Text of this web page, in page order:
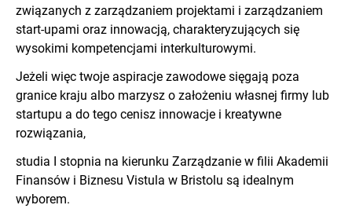
związanych z zarządzaniem projektami i zarządzaniem
start-upami oraz innowacją, charakteryzujących się
wysokimi kompetencjami interkulturowymi.
Jeżeli więc twoje aspiracje zawodowe sięgają poza
granice kraju albo marzysz o założeniu własnej firmy lub
startupu a do tego cenisz innowacje i kreatywne
rozwiązania,
studia I stopnia na kierunku Zarządzanie w filii Akademii
Finansów i Biznesu Vistula w Bristolu są idealnym
wyborem.